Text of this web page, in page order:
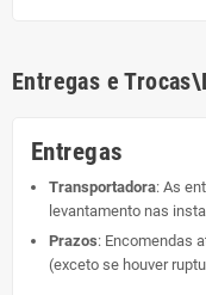
Entregas e
Entregas
Transportadora: As
levantamento nas
Prazos: Encomendas
(exceto se houver